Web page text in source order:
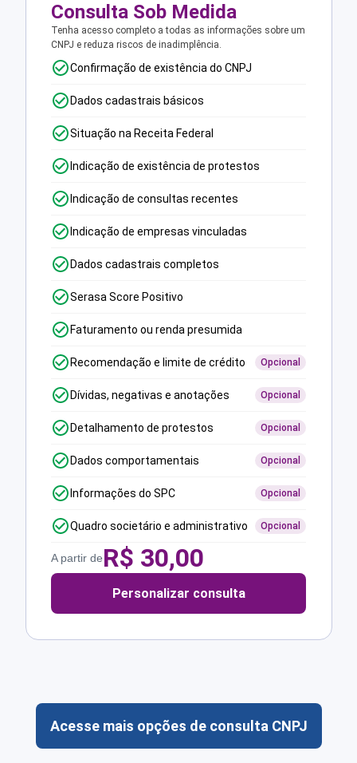
Consulta Sob Medida
Tenha acesso completo a todas as informações sobre um
CNPJ e reduza riscos de inadimplência.
Confirmação de existência do CNPJ
Dados cadastrais básicos
Situação na Receita Federal
Indicação de existência de protestos
Indicação de consultas recentes
Indicação de empresas vinculadas
Dados cadastrais completos
Serasa Score Positivo
Faturamento ou renda presumida
Recomendação e limite de crédito Opcional
Dívidas, negativas e anotações Opcional
Detalhamento de protestos Opcional
Dados comportamentais Opcional
Informações do SPC Opcional
Quadro societário e administrativo Opcional
A partir deR$ 30,00
Personalizar consulta
Acesse mais opções de consulta CNPJ